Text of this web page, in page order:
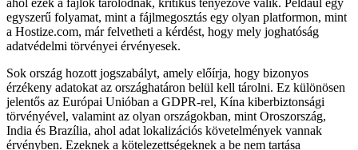
egyszerű folyamat, mint a fájlmegosztás egy olyan platformon, mint
a Hostize.com, már felvetheti a kérdést, hogy mely joghatóság
adatvédelmi törvényei érvényesek.
Sok ország hozott jogszabályt, amely előírja, hogy bizonyos
érzékeny adatokat az országhatáron belül kell tárolni. Ez különösen
jelentős az Európai Unióban a GDPR-rel, Kína kiberbiztonsági
törvényével, valamint az olyan országokban, mint Oroszország,
India és Brazília, ahol adat lokalizációs követelmények vannak
érvényben. Ezeknek a kötelezettségeknek a be nem tartása